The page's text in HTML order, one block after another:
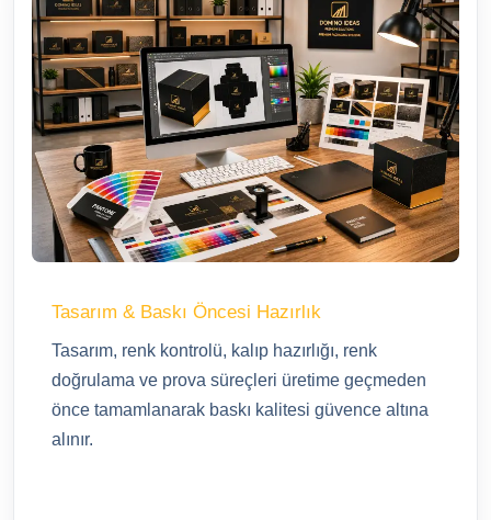
Tasarım & Baskı Öncesi Hazırlık
Tasarım, renk kontrolü, kalıp hazırlığı, renk
doğrulama ve prova süreçleri üretime geçmeden
önce tamamlanarak baskı kalitesi güvence altına
alınır.